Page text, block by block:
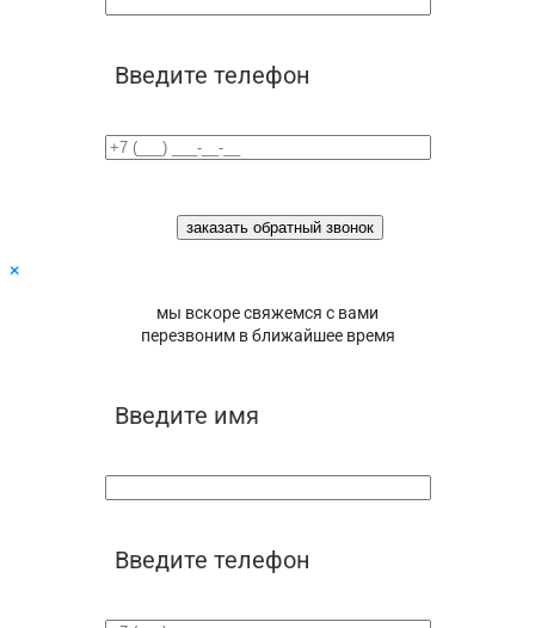
Введите телефон
×
мы вскоре свяжемся с вами
перезвоним в ближайшее время
Введите имя
Введите телефон